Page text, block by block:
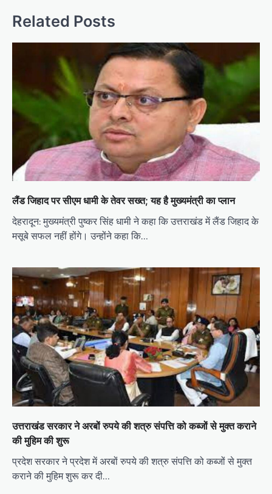
n
a
v
g
a
n
Related Posts
लैंड जिहाद पर सीएम धामी के तेवर सख्त; यह है मुख्‍यमंत्री का प्‍लान
देहरादून: मुख्यमंत्री पुष्कर सिंह धामी ने कहा कि उत्तराखंड में लैंड जिहाद के
मसूबे सफल नहीं होंगे। उन्होंने कहा कि…
उत्तराखंड सरकार ने अरबों रुपये की शत्रु संपत्ति को कब्जों से मुक्त कराने
की मुहिम की शुरू
प्रदेश सरकार ने प्रदेश में अरबों रुपये की शत्रु संपत्ति को कब्जों से मुक्त
कराने की मुहिम शुरू कर दी…